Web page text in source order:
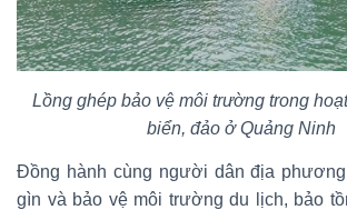
Lồng ghép bảo vệ môi trường trong
biển, đảo ở Quảng Ninh
Đồng hành cùng người dân địa
gìn và bảo vệ môi trường du lịch, bảo